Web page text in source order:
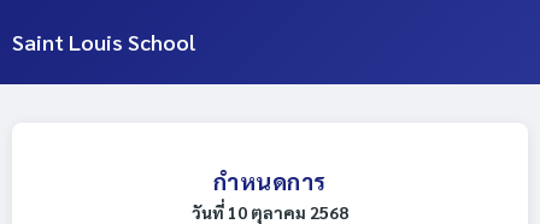
Saint Louis School
กำหนดการ
วันที่ 10 ตุลาคม 2568